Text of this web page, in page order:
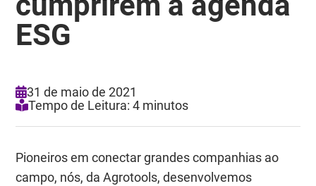
ESG
31 de maio de 2021
Tempo de Leitura: 4 minutos
Pioneiros em conectar grandes companhias ao
campo, nós, da Agrotools, desenvolvemos